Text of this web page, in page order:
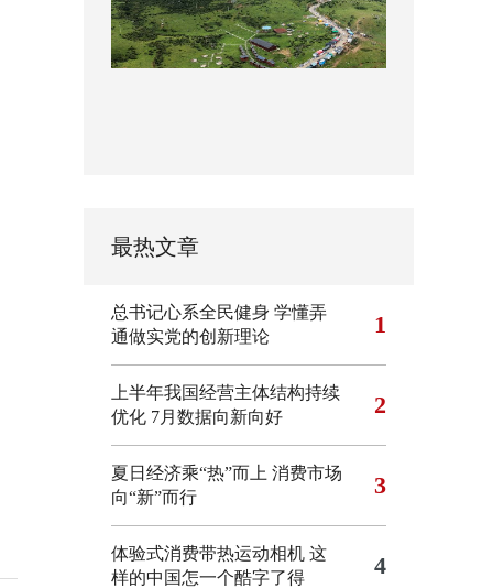
最热文章
总书记心系全民健身 学懂弄
通做实党的创新理论
1
上半年我国经营主体结构持续
优化 7月数据向新向好 2
夏日经济乘“热”而上 消费市场
向“新”而行
3
体验式消费带热运动相机 这
样的中国怎一个酷字了得
4